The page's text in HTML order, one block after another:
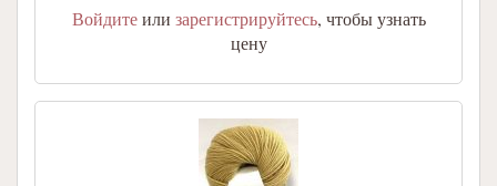
Войдитеили зарегистрируйтесь, чтобы узнать
цену